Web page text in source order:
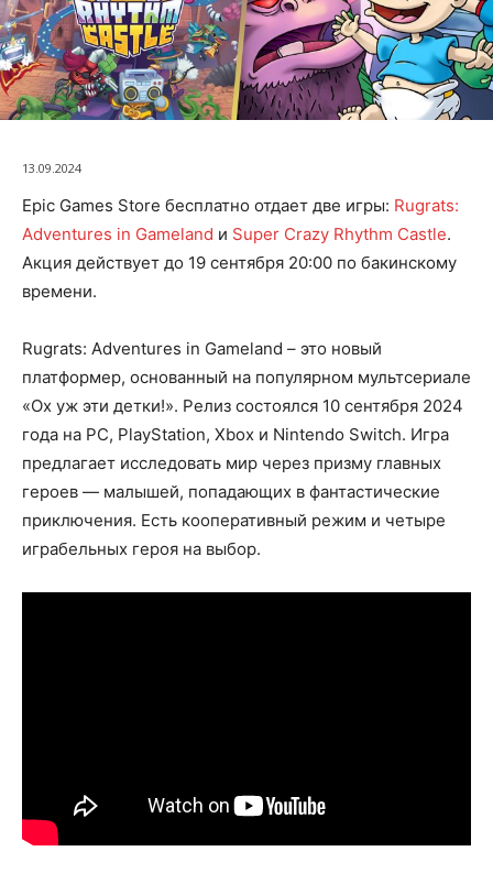
13.09.2024
Epic Games Store бесплатно отдает две игры: Rugrats:
Adventures in Gameland и Super Crazy Rhythm Castle.
Акция действует до 19 сентября 20:00 по бакинскому
времени.
Rugrats: Adventures in Gameland – это новый
платформер, основанный на популярном мультсериале
«Ох уж эти детки!». Релиз состоялся 10 сентября 2024
года на PC, PlayStation, Xbox и Nintendo Switch. Игра
предлагает исследовать мир через призму главных
героев — малышей, попадающих в фантастические
приключения. Есть кооперативный режим и четыре
играбельных героя на выбор.